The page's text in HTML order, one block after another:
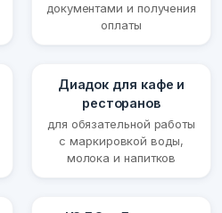
документами и получения
оплаты
Диадок для кафе и
ресторанов
для обязательной работы
с маркировкой воды,
молока и напитков